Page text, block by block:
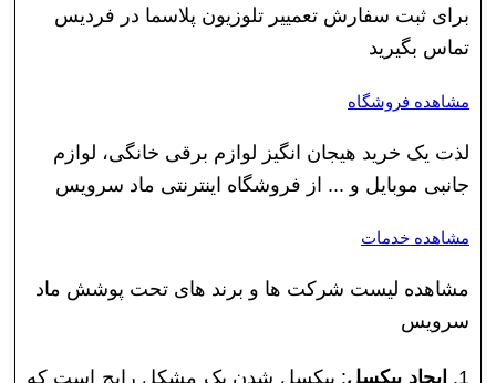
برای ثبت سفارش تعمییر تلوزیون پلاسما در فردیس
تماس بگیرید
مشاهده فروشگاه
لذت یک خرید هیجان انگیز لوازم برقی خانگی، لوازم
جانبی موبایل و ... از فروشگاه اینترنتی ماد سرویس
مشاهده خدمات
مشاهده لیست شرکت ها و برند های تحت پوشش ماد
سرویس
1. ایجاد پیکسل: پیکسل شدن یک مشکل رایج است که